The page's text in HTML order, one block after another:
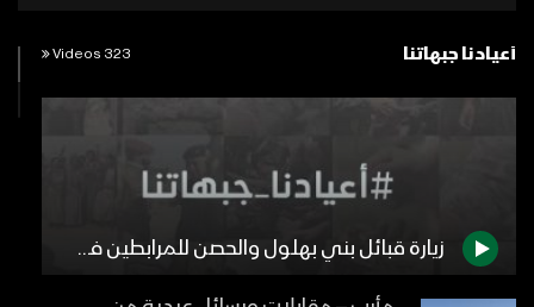
أعيادنا جبهاتنا 323 Videos
زيارة قبائل بني بهلول والحصن للمرابطين في جبهة الجوف